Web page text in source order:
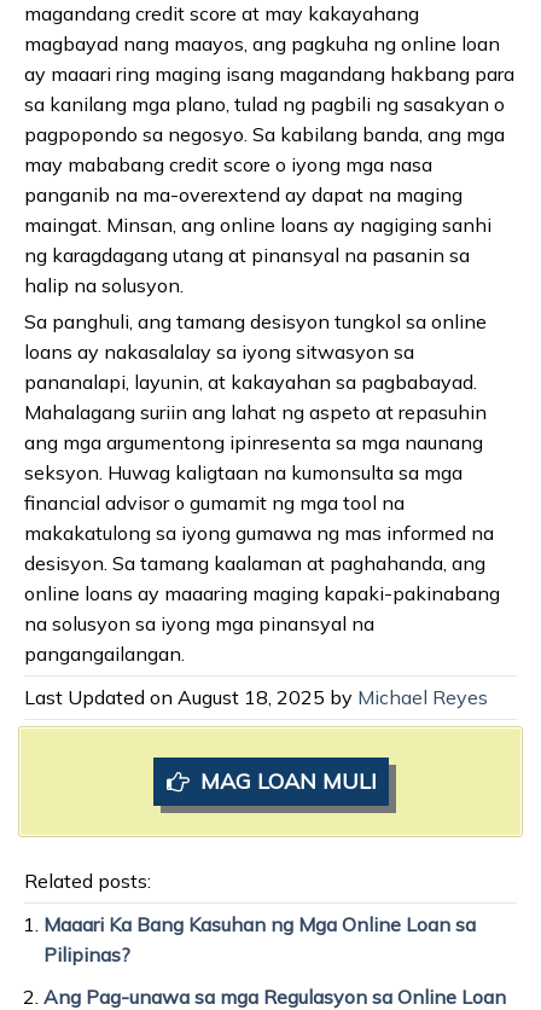
magandang credit score at may kakayahang
magbayad nang maayos, ang pagkuha ng online loan
ay maaari ring maging isang magandang hakbang para
sa kanilang mga plano, tulad ng pagbili ng sasakyan o
pagpopondo sa negosyo. Sa kabilang banda, ang mga
may mababang credit score o iyong mga nasa
panganib na ma-overextend ay dapat na maging
maingat. Minsan, ang online loans ay nagiging sanhi
ng karagdagang utang at pinansyal na pasanin sa
halip na solusyon.
Sa panghuli, ang tamang desisyon tungkol sa online
loans ay nakasalalay sa iyong sitwasyon sa
pananalapi, layunin, at kakayahan sa pagbabayad.
Mahalagang suriin ang lahat ng aspeto at repasuhin
ang mga argumentong ipinresenta sa mga naunang
seksyon. Huwag kaligtaan na kumonsulta sa mga
financial advisor o gumamit ng mga tool na
makakatulong sa iyong gumawa ng mas informed na
desisyon. Sa tamang kaalaman at paghahanda, ang
online loans ay maaaring maging kapaki-pakinabang
na solusyon sa iyong mga pinansyal na
pangangailangan.
Last Updated on August 18, 2025 by Michael Reyes
MAG LOAN MULI
Related posts:
Maaari Ka Bang Kasuhan ng Mga Online Loan sa
Pilipinas?
Ang Pag-unawa sa mga Regulasyon sa Online Loan